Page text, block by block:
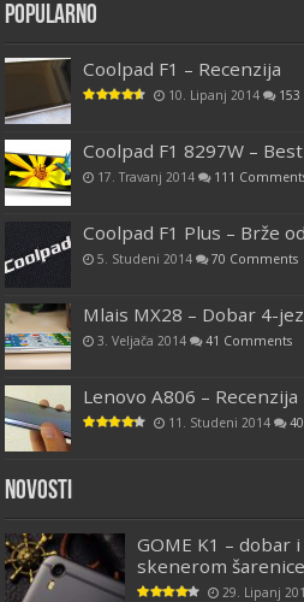
Popularno
Coolpad F1 – Recenzija
10. Lipanj 2014
Coolpad F1 8297W –
17. Travanj 2014 111
Coolpad F1 Plus – Brže
5. Studeni 2014 70 Comments
Mlais MX28 – Dobar 4-
3. Veljača 2014 41 Comments
Lenovo A806 – Recenzija
11. Studeni 2014
Novosti
GOME K1 –
skenerom šarenice
29. Lipanj